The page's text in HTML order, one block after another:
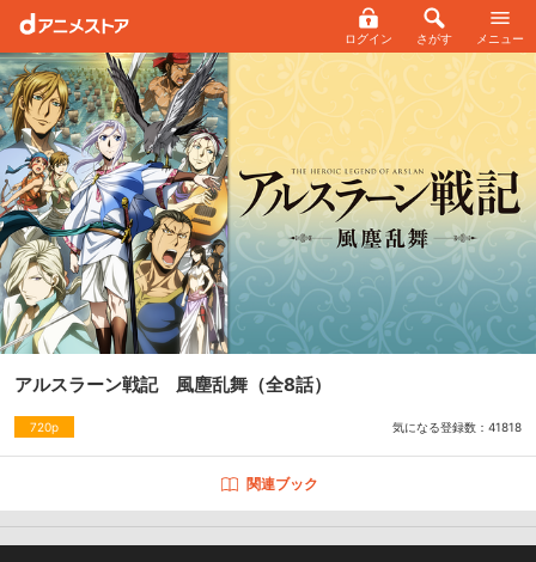
ログイン さがす メニュー
アルスラーン戦記 風塵乱舞 （全8話）
720p 気になる登録数： 41818
関連ブック